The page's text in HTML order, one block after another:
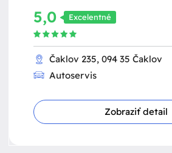
5,0 Excelentné
Čaklov 235, 094 35 Čaklov
Autoservis
Zobraziť detail